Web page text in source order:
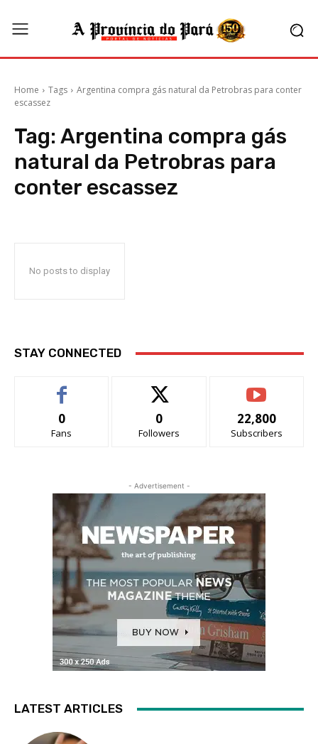
Home Tags
Argentina compra gás natural da Petrobras para conter
escassez
Tag: Argentina compra gás
natural da Petrobras para
conter escassez
No posts to display
STAY CONNECTED
0
Fans
0
Followers
22,800
Subscribers
- Advertisement -
LATEST ARTICLES